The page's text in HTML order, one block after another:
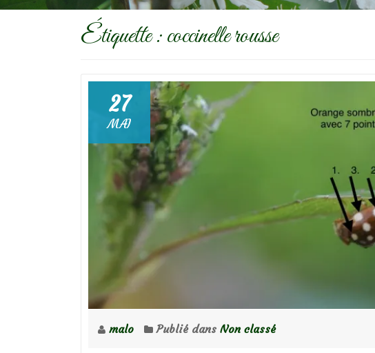
Étiquette :coccinelle rousse
27
MAI
malo Publié dans Non classé